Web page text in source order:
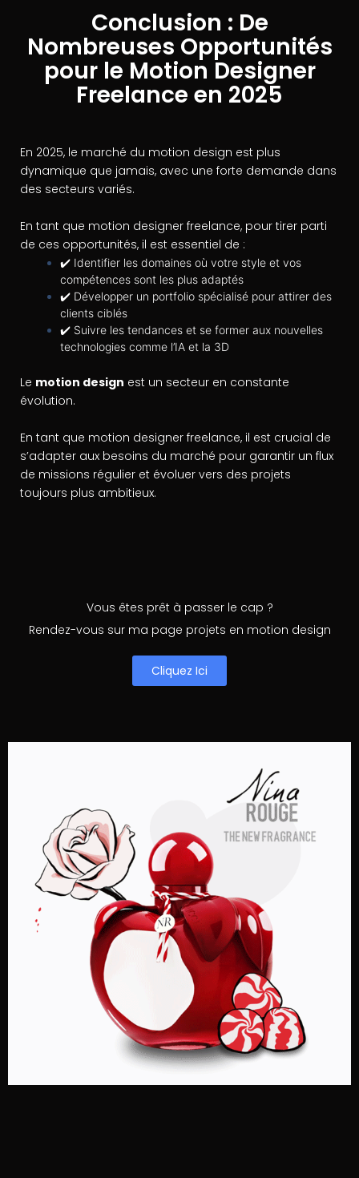
Conclusion : De
Nombreuses Opportunités
pour le Motion Designer
Freelance en 2025
En 2025, le marché du motion design est plus
dynamique que jamais, avec une forte demande dans
des secteurs variés.
En tant que motion designer freelance, pour tirer parti
de ces opportunités, il est essentiel de :
✔️ Identifier les domaines où votre style et vos
compétences sont les plus adaptés
✔️ Développer un portfolio spécialisé pour attirer des
clients ciblés
✔️ Suivre les tendances et se former aux nouvelles
technologies comme l’IA et la 3D
Le motion design est un secteur en constante
évolution.
En tant que motion designer freelance, il est crucial de
s’adapter aux besoins du marché pour garantir un flux
de missions régulier et évoluer vers des projets
toujours plus ambitieux.
Vous êtes prêt à passer le cap ?
Rendez-vous sur ma page projets en motion design
Cliquez Ici